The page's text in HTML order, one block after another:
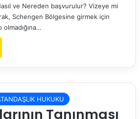
ve Nereden başvurulur? Vizeye mi
Schengen Bölgesine girmek için
olmadığına…
HUKUKU
Tanınması